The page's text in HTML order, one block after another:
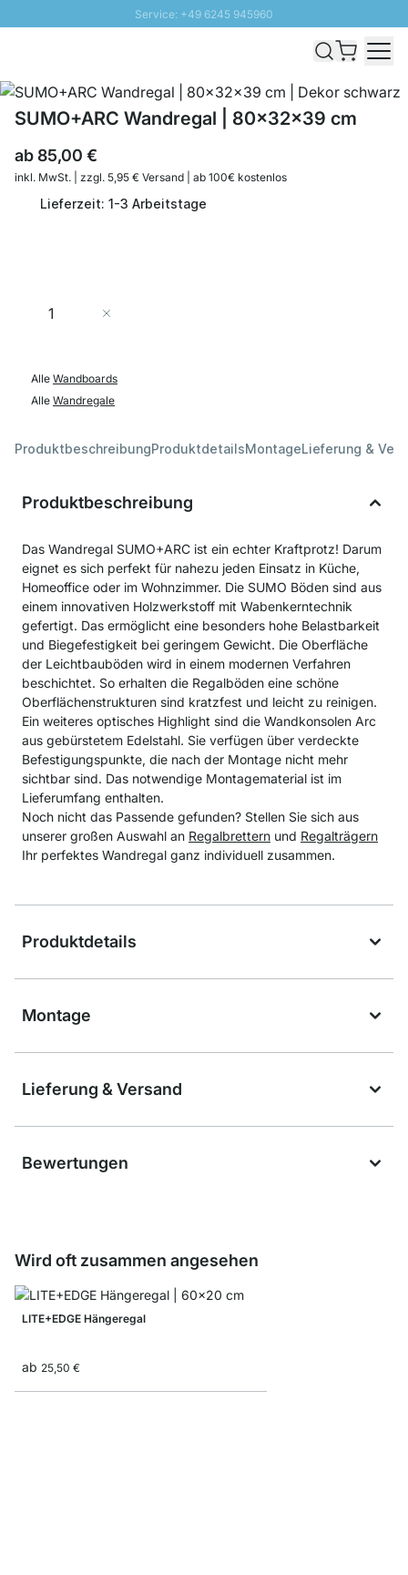
Service: +49 6245 945960
Schnelle Lieferung - Gratis Versand ab 100€
SUNNY SALE: Bis zu 20% Rabatt
SUMO+ARC Wandregal | 80x32x39 cm
ab85,00 €
inkl. MwSt. | zzgl. 5,95 € Versand | ab 100€ kostenlos
Lieferzeit: 1-3 Arbeitstage
Menge
Alle Wandboards
Alle Wandregale
ProduktbeschreibungProduktdetailsMontageLieferung &
Produktbeschreibung
Das Wandregal SUMO+ARC ist ein echter Kraftprotz! Darum
eignet es sich perfekt für nahezu jeden Einsatz in Küche,
Homeoffice oder im Wohnzimmer. Die SUMO Böden sind aus
einem innovativen Holzwerkstoff mit Wabenkerntechnik
gefertigt. Das ermöglicht eine besonders hohe Belastbarkeit
und Biegefestigkeit bei geringem Gewicht. Die Oberfläche
der Leichtbauböden wird in einem modernen Verfahren
beschichtet. So erhalten die Regalböden eine schöne
Oberflächenstrukturen sind kratzfest und leicht zu reinigen.
Ein weiteres optisches Highlight sind die Wandkonsolen Arc
aus gebürstetem Edelstahl. Sie verfügen über verdeckte
Befestigungspunkte, die nach der Montage nicht mehr
sichtbar sind. Das notwendige Montagematerial ist im
Lieferumfang enthalten.
Noch nicht das Passende gefunden? Stellen Sie sich aus
unserer großen Auswahl an Regalbrettern und Regalträgern
Ihr perfektes Wandregal ganz individuell zusammen.
Produktdetails
Montage
Lieferung & Versand
Bewertungen
Wird oft zusammen angesehen
LITE+EDGE Hängeregal
ab 25,50 €